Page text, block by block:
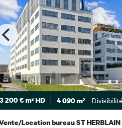
3 200 € m² HD 4 090 m² -
Location bureau ST HERBLAIN